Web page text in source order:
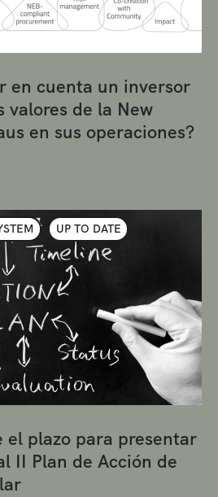
en cuenta un inversor
valores de la New
en sus operaciones?
UP TO DATE
el plazo para presentar
II Plan de Acción de